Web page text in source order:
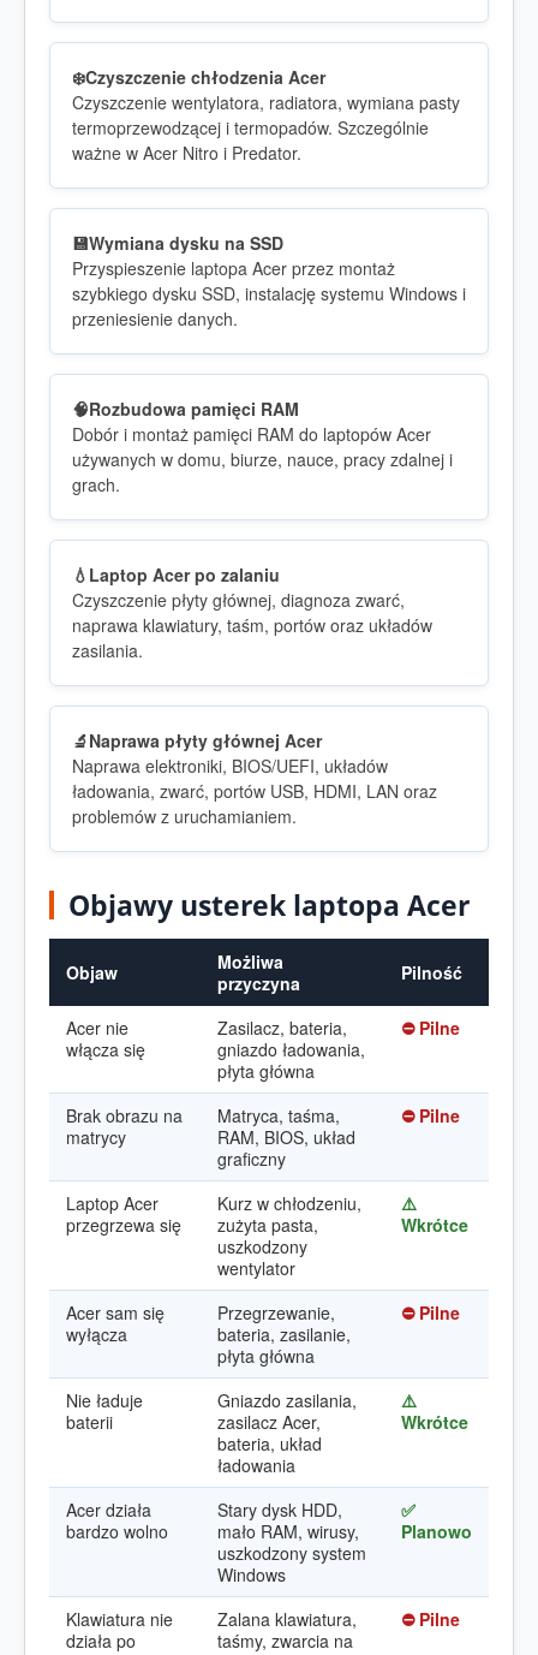
❄️Czyszczenie chłodzenia Acer
Czyszczenie wentylatora, radiatora, wymiana pasty
termoprzewodzącej i termopadów. Szczególnie
ważne w Acer Nitro i Predator.
💾Wymiana dysku na SSD
Przyspieszenie laptopa Acer przez montaż
szybkiego dysku SSD, instalację systemu Windows i
przeniesienie danych.
🧠Rozbudowa pamięci RAM
Dobór i montaż pamięci RAM do laptopów Acer
używanych w domu, biurze, nauce, pracy zdalnej i
grach.
💧 Laptop Acer po zalaniu
Czyszczenie płyty głównej, diagnoza zwarć,
naprawa klawiatury, taśm, portów oraz układów
zasilania.
🔬 Naprawa płyty głównej Acer
Naprawa elektroniki, BIOS/UEFI, układów
ładowania, zwarć, portów USB, HDMI, LAN oraz
problemów z uruchamianiem.
Objawy usterek laptopa Acer
Objaw
Możliwa
przyczyna
Pilność
Acer nie
włącza się
Zasilacz, bateria,
gniazdo ładowania,
płyta główna
⛔ Pilne
Brak obrazu na
matrycy
Matryca, taśma,
RAM, BIOS, układ
graficzny
⛔ Pilne
Laptop Acer
przegrzewa się
Kurz w chłodzeniu,
zużyta pasta,
uszkodzony
wentylator
⚠️
Wkrótce
Acer sam się
wyłącza
Przegrzewanie,
bateria, zasilanie,
płyta główna
⛔ Pilne
Nie ładuje
baterii
Gniazdo zasilania,
zasilacz Acer,
bateria, układ
ładowania
⚠️
Wkrótce
Acer działa
bardzo wolno
Stary dysk HDD,
mało RAM, wirusy,
uszkodzony system
Windows
✅
Planowo
Klawiatura nie
działa po
Zalana klawiatura,
taśmy, zwarcia na
⛔ Pilne